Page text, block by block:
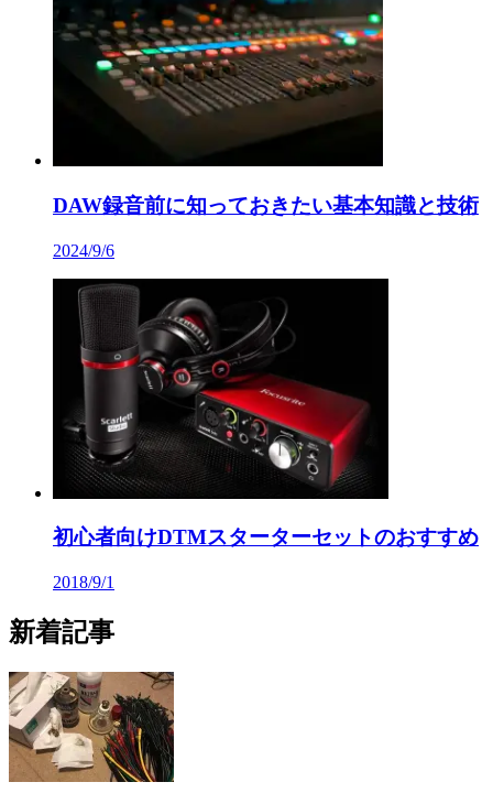
DAW録音前に知っておきたい基本知識と技術
2024/9/6
初心者向けDTMスターターセットのおすすめ
2018/9/1
新着記事